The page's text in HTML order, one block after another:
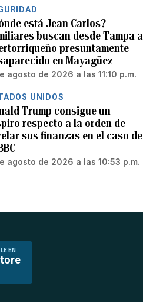
está Jean Carlos?
buscan desde Tampa a
presuntamente
en Mayagüez
agosto de 2026 a las 11:10 p.m.
UNIDOS
Trump consigue un
respecto a la orden de
sus finanzas en el caso de
agosto de 2026 a las 10:53 p.m.
EN